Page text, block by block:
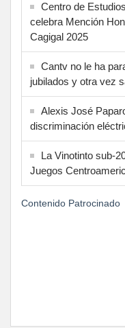
Centro de
celebra Mención
Cagigal 2025
Cantv no le ha
jubilados y otra vez
Alexis José
discriminación
La Vinotinto sub-
Juegos
Contenido Patrocinado